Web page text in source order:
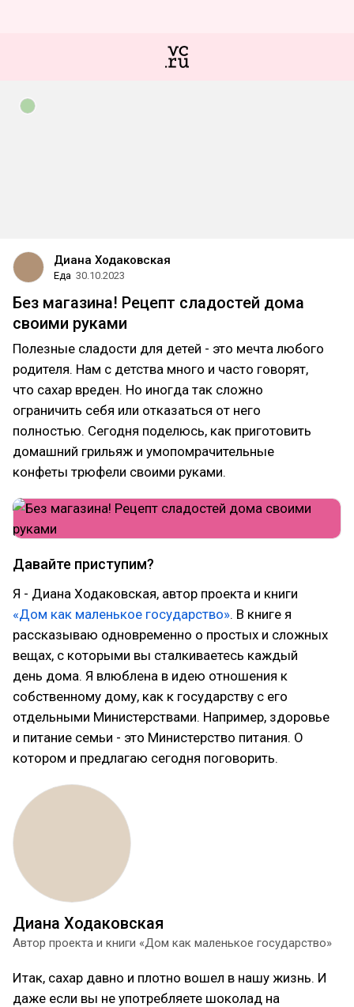
Диана Ходаковская
Еда 30.10.2023
Без магазина! Рецепт сладостей дома
своими руками
Полезные сладости для детей - это мечта любого
родителя. Нам с детства много и часто говорят,
что сахар вреден. Но иногда так сложно
ограничить себя или отказаться от него
полностью. Сегодня поделюсь, как приготовить
домашний грильяж и умопомрачительные
конфеты трюфели своими руками.
Давайте приступим?
Я - Диана Ходаковская, автор проекта и книги
«Дом как маленькое государство». В книге я
рассказываю одновременно о простых и сложных
вещах, с которыми вы сталкиваетесь каждый
день дома. Я влюблена в идею отношения к
собственному дому, как к государству с его
отдельными Министерствами. Например, здоровье
и питание семьи - это Министерство питания. О
котором и предлагаю сегодня поговорить.
Диана Ходаковская
Автор проекта и книги «Дом как маленькое государство»
Итак, сахар давно и плотно вошел в нашу жизнь. И
даже если вы не употребляете шоколад на